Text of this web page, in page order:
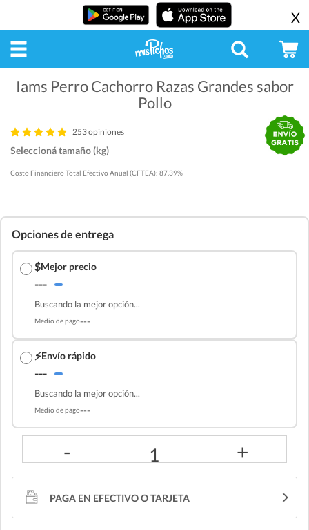
X
Iams Perro Cachorro Razas Grandes sabor
Pollo
253 opiniones
Seleccioná tamaño (kg)
Costo Financiero Total Efectivo Anual (CFTEA): 87.39%
Opciones de entrega
$Mejor precio
---
Buscando la mejor opción...
Medio de pago---
⚡Envío rápido
---
Buscando la mejor opción...
Medio de pago---
- 1 +
PAGA EN EFECTIVO O TARJETA